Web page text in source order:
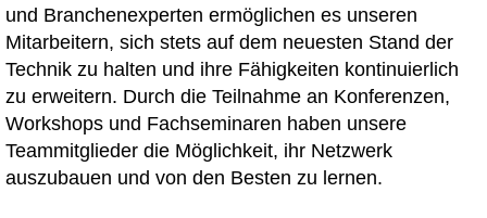
und Branchenexperten ermöglichen es unseren
Mitarbeitern, sich stets auf dem neuesten Stand der
Technik zu halten und ihre Fähigkeiten kontinuierlich
zu erweitern. Durch die Teilnahme an Konferenzen,
Workshops und Fachseminaren haben unsere
Teammitglieder die Möglichkeit, ihr Netzwerk
auszubauen und von den Besten zu lernen.